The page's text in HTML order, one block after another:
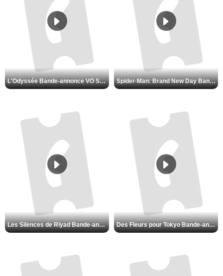
L'Odyssée Bande-annonce VO STFR Spider-Man: Brand New Day Bande-annonce VO STFR
Les Silences de Riyad Bande-annonce VO STFR Des Fleurs pour Tokyo Bande-annonce VO STFR